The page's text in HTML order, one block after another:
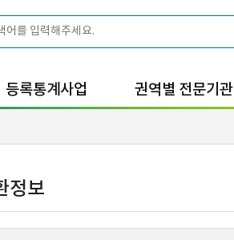
등록통계사업 권역별 전문기관
정보